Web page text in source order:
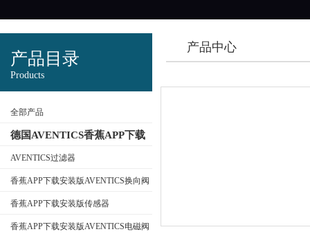
产品目录
Products
全部产品
德国AVENTICS香蕉APP下载
安装版
AVENTICS过滤器
香蕉APP下载安装版AVENTICS换向阀
香蕉APP下载安装版传感器
香蕉APP下载安装版AVENTICS电磁阀
产品中心